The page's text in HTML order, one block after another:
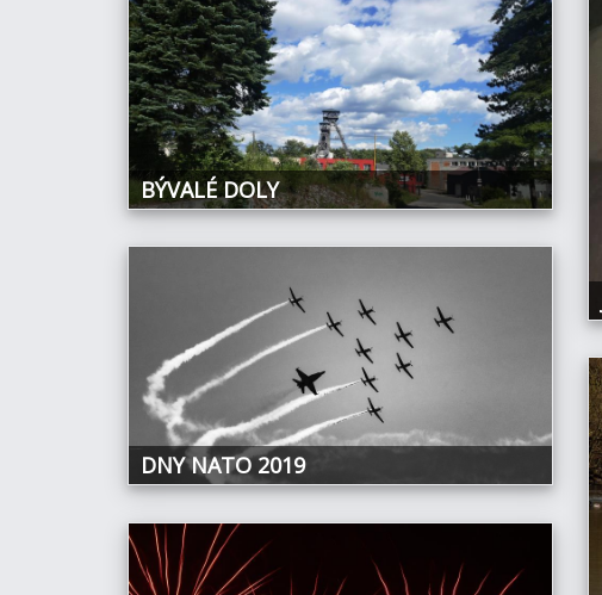
BÝVALÉ DOLY
DNY NATO 2019